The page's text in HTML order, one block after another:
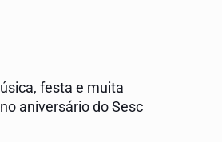
festa e muita
aniversário do Sesc